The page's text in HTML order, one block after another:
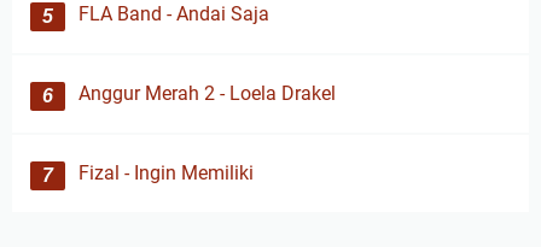
FLA Band - Andai Saja
Anggur Merah 2 - Loela Drakel
Fizal - Ingin Memiliki